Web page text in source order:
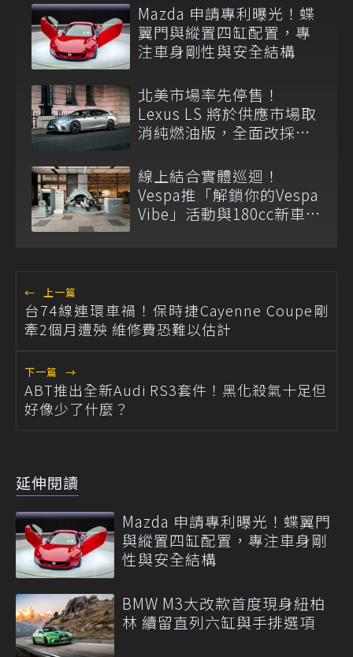
Mazda 申請專利曝光！蝶
翼門與縱置四缸配置，專
注車身剛性與安全結構
北美市場率先停售！
Lexus LS 將於供應市場取
消純燃油版，全面改採單
線上結合實體巡迴！
Vespa推「解鎖你的Vespa
Vibe」活動與180cc新車全
← 上一篇
台74線連環車禍！保時捷Cayenne Coupe剛
牽2個月遭殃 維修費恐難以估計
下一篇 →
ABT推出全新Audi RS3套件！黑化殺氣十足但
好像少了什麼？
延伸閱讀
Mazda 申請專利曝光！蝶翼門
與縱置四缸配置，專注車身剛
性與安全結構
BMW M3大改款首度現身紐柏
林 續留直列六缸與手排選項